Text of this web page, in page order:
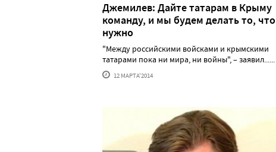
Джемилев: Дайте татарам в Крыму
команду, и мы будем делать то, что
нужно
"Между российскими войсками и крымскими
татарами пока ни мира, ни войны", – заявил......
12 МАРТА'2014